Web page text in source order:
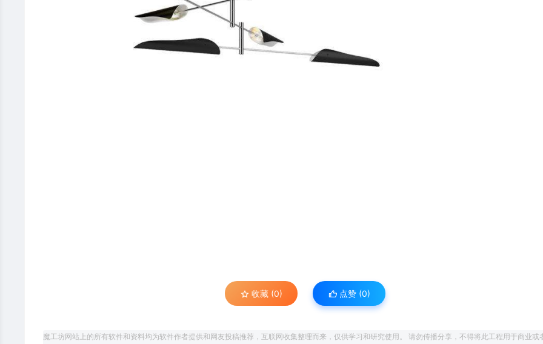
收藏 (0) 点赞 (0)
魔工坊网站上的所有软件和资料均为软件作者提供和网友投稿推荐，互联网收集整理而来，仅供学习和研究使用。 请勿传播分享，不得将此工程用于商业或